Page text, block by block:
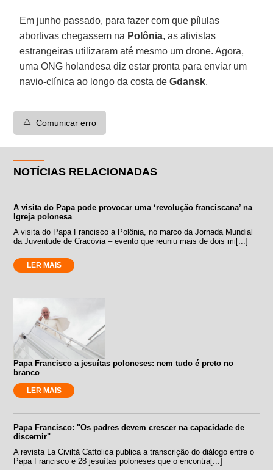
Em junho passado, para fazer com que pílulas
abortivas chegassem na Polônia, as ativistas
estrangeiras utilizaram até mesmo um drone. Agora,
uma ONG holandesa diz estar pronta para enviar um
navio-clínica ao longo da costa deGdansk.
⚠️ Comunicar erro
NOTÍCIAS RELACIONADAS
A visita do Papa pode provocar uma ‘revolução franciscana’ na
Igreja polonesa
A visita do Papa Francisco a Polônia, no marco da Jornada Mundial
da Juventude de Cracóvia – evento que reuniu mais de dois mi[...]
LER MAIS
Papa Francisco a jesuítas poloneses: nem tudo é preto no
branco
LER MAIS
Papa Francisco: "Os padres devem crescer na capacidade de
discernir"
A revista La Civiltà Cattolica publica a transcrição do diálogo entre o
Papa Francisco e 28 jesuítas poloneses que o encontra[...]